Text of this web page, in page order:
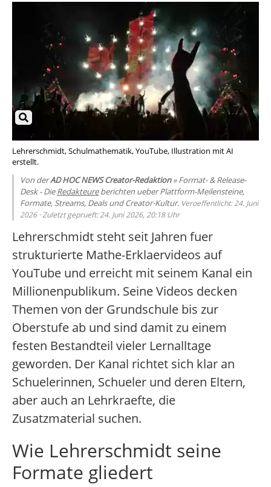
Lehrerschmidt, Schulmathematik, YouTube, Illustration mit AI
erstellt.
Von derAD HOC NEWS Creator-Redaktion» Format- & Release-
Desk - DieRedakteureberichten ueber Plattform-Meilensteine,
Formate, Streams, Deals und Creator-Kultur. Veroeffentlicht: 24. Juni
2026 · Zuletzt geprueft: 24. Juni 2026, 20:18 Uhr
Lehrerschmidt steht seit Jahren fuer
strukturierte Mathe-Erklaervideos auf
YouTube und erreicht mit seinem Kanal ein
Millionenpublikum. Seine Videos decken
Themen von der Grundschule bis zur
Oberstufe ab und sind damit zu einem
festen Bestandteil vieler Lernalltage
geworden. Der Kanal richtet sich klar an
Schuelerinnen, Schueler und deren Eltern,
aber auch an Lehrkraefte, die
Zusatzmaterial suchen.
Wie Lehrerschmidt seine
Formate gliedert